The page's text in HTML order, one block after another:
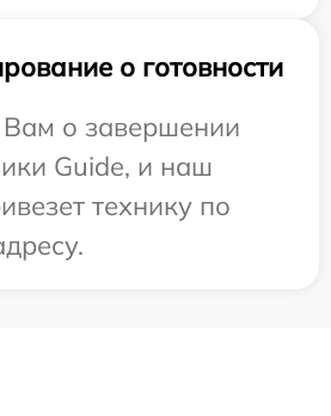
о готовности
о завершении
Guide, и наш
технику по